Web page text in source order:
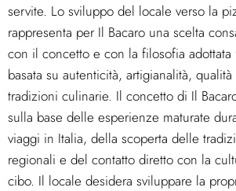
servite. Lo sviluppo del locale verso la
rappresenta per Il Bacaro una scelta
con il concetto e con la filosofia adottata
basata su autenticità, artigianalità,
tradizioni culinarie. Il concetto di Il
sulla base delle esperienze maturate
viaggi in Italia, della scoperta delle
regionali e del contatto diretto con la
cibo. Il locale desidera sviluppare la